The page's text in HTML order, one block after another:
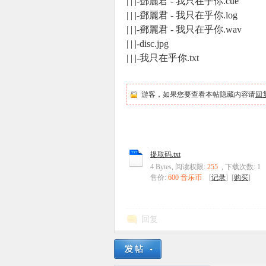
| | |-鄧麗君 - 我只在乎你.log
| | |-鄧麗君 - 我只在乎你.wav
| | |-disc.jpg
| | |-我只在乎你.txt
游客，如果您要查看本帖隐藏内容请回
提取码.txt
4 Bytes, 阅读权限: 255 , 下载次数: 1
售价: 600 音乐币 [记录] [购买]
回复